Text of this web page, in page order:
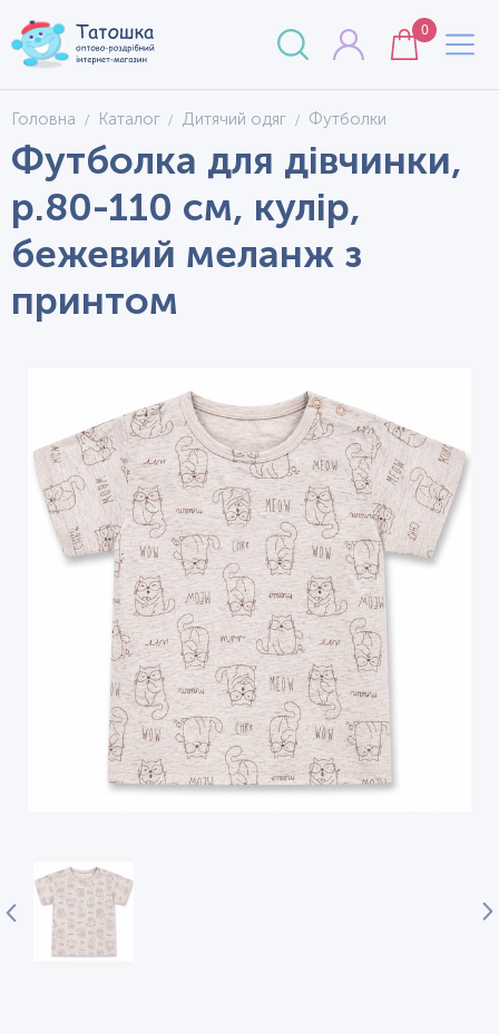
0
Головна Каталог Дитячий одяг Футболки
Футболка для дівчинки,
р.80-110 см, кулір,
бежевий меланж з
принтом